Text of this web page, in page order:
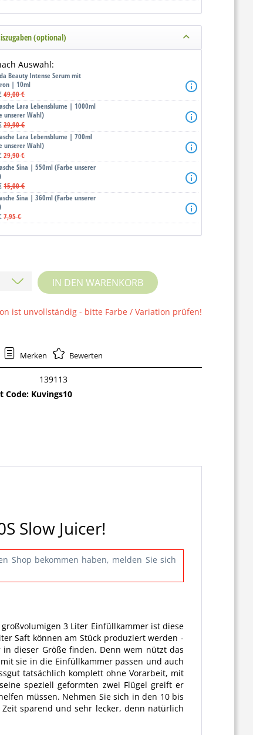
(optional)
Auswahl:
Beauty Intense Serum mit
| 10ml
49,00 €
Lara Lebensblume | 1000ml
unserer Wahl)
29,90 €
Lara Lebensblume | 700ml
unserer Wahl)
29,90 €
Sina | 550ml (Farbe unserer
15,00 €
Sina | 360ml (Farbe unserer
7,95 €
IN DEN WARENKORB
ist unvollständig - bitte Farbe / Variation prüfen!
Merken Bewerten
139113
Code: Kuvings10
Slow Juicer!
Shop bekommen haben, melden Sie sich
3 Liter Einfüllkammer ist diese
Saft können am Stück produziert werden -
dieser Größe finden. Denn wem nützt das
sie in die Einfüllkammer passen und auch
tatsächlich komplett ohne Vorarbeit, mit
speziell geformten zwei Flügel greift er
müssen. Nehmen Sie sich in den 10 bis
sparend und sehr lecker, denn natürlich